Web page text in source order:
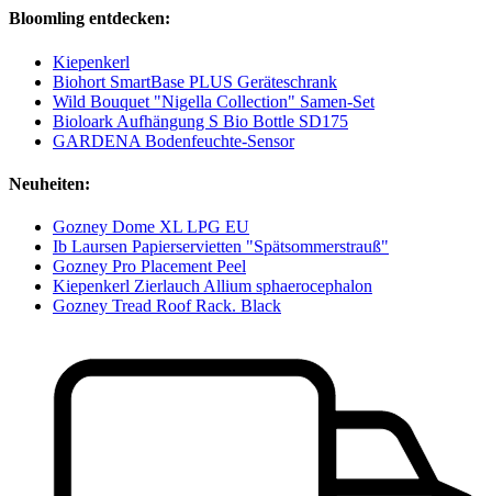
Bloomling entdecken:
Kiepenkerl
Biohort SmartBase PLUS Geräteschrank
Wild Bouquet "Nigella Collection" Samen-Set
Bioloark Aufhängung S Bio Bottle SD175
GARDENA Bodenfeuchte-Sensor
Neuheiten:
Gozney Dome XL LPG EU
Ib Laursen Papierservietten "Spätsommerstrauß"
Gozney Pro Placement Peel
Kiepenkerl Zierlauch Allium sphaerocephalon
Gozney Tread Roof Rack. Black